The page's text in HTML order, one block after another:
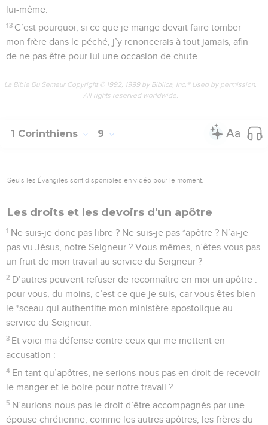
lui-même.
13 C’est pourquoi, si ce que je mange devait faire tomber
mon frère dans le péché, j’y renoncerais à tout jamais, afin
de ne pas être pour lui une occasion de chute.
La Bible Du Semeur Copyright © 1992, 1999 by Biblica, Inc.® Used by permission.
All rights reserved worldwide.
1 Corinthiens 9
Seuls les Évangiles sont disponibles en vidéo pour le moment.
Les droits et les devoirs d'un apôtre
1 Ne suis-je donc pas libre ? Ne suis-je pas *apôtre ? N’ai-je
pas vu Jésus, notre Seigneur ? Vous-mêmes, n’êtes-vous pas
un fruit de mon travail au service du Seigneur ?
2 D’autres peuvent refuser de reconnaître en moi un apôtre :
pour vous, du moins, c’est ce que je suis, car vous êtes bien
le *sceau qui authentifie mon ministère apostolique au
service du Seigneur.
3 Et voici ma défense contre ceux qui me mettent en
accusation :
4 En tant qu’apôtres, ne serions-nous pas en droit de recevoir
le manger et le boire pour notre travail ?
5 N’aurions-nous pas le droit d’être accompagnés par une
épouse chrétienne, comme les autres apôtres, les frères du